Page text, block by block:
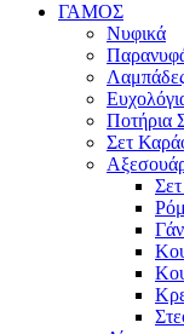
ΓΑΜΟΣ
Νυφικά
Ποτήρια
Σετ